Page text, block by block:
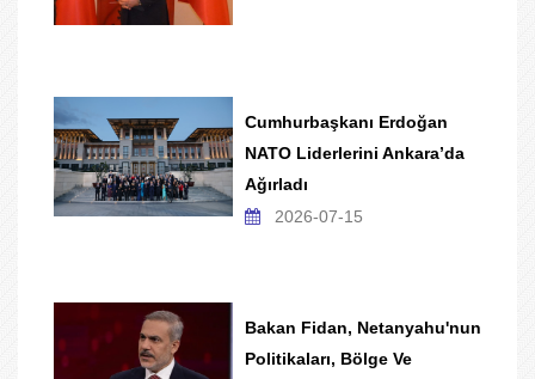
Cumhurbaşkanı Erdoğan
NATO Liderlerini Ankara’da
Ağırladı
2026-07-15
Bakan Fidan, Netanyahu'nun
Politikaları, Bölge Ve